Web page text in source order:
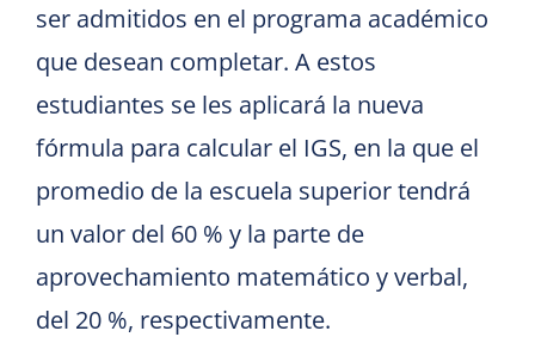
ser admitidos en el programa académico
que desean completar. A estos
estudiantes se les aplicará la nueva
fórmula para calcular el IGS, en la que el
promedio de la escuela superior tendrá
un valor del 60 % y la parte de
aprovechamiento matemático y verbal,
del 20 %, respectivamente.